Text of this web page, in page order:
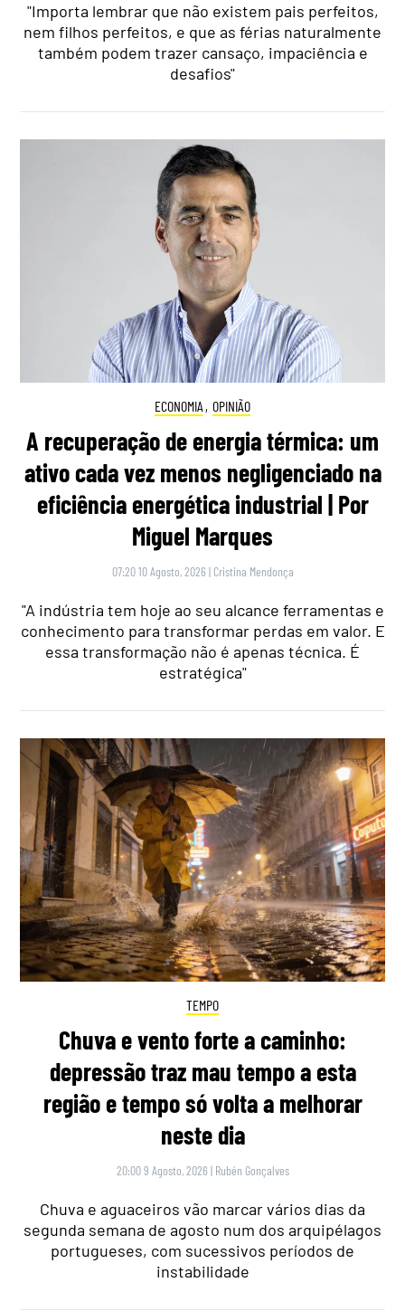
"Importa lembrar que não existem pais perfeitos,
nem filhos perfeitos, e que as férias naturalmente
também podem trazer cansaço, impaciência e
desafios"
ECONOMIA , OPINIÃO
A recuperação de energia térmica: um
ativo cada vez menos negligenciado na
eficiência energética industrial | Por
Miguel Marques
07:20 10 Agosto, 2026 | Cristina Mendonça
"A indústria tem hoje ao seu alcance ferramentas e
conhecimento para transformar perdas em valor. E
essa transformação não é apenas técnica. É
estratégica"
TEMPO
Chuva e vento forte a caminho:
depressão traz mau tempo a esta
região e tempo só volta a melhorar
neste dia
20:00 9 Agosto, 2026 | Rubén Gonçalves
Chuva e aguaceiros vão marcar vários dias da
segunda semana de agosto num dos arquipélagos
portugueses, com sucessivos períodos de
instabilidade